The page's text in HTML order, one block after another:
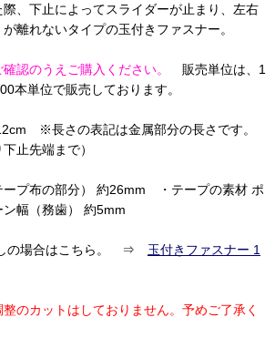
、下止によってスライダーが止まり、左右
離れないタイプの玉付きファスナー。
認のうえご購入ください。
販売単位は、1
本単位で販売しております。
※長さの表記は金属部分の長さです。
止先端まで）
ープ布の部分） 約26mm ・テープの素材 ポ
幅（務歯） 約5mm
の場合はこちら。 ⇒ 玉付きファスナー 1
のカットはしておりません。予めご了承く